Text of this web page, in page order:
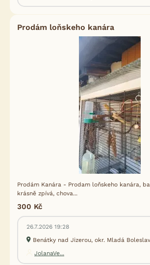
Prodám loňskeho kanára
Prodám Kanára - Prodam loňskeho kanára,
krásně zpívá, chova...
300 Kč
26.7.2026 19:28
Benátky nad Jizerou, okr. Mladá Boleslav
JolanaVe...